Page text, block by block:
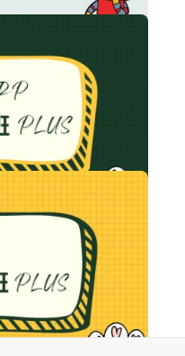
立即加入
加入購物車